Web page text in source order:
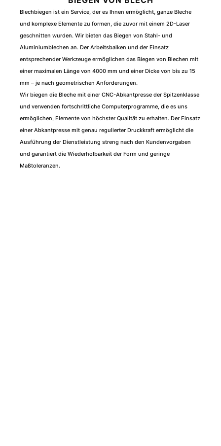
Blechbiegen ist ein Service, der es Ihnen ermöglicht, ganze Bleche
und komplexe Elemente zu formen, die zuvor mit einem 2D-Laser
geschnitten wurden. Wir bieten das Biegen von Stahl- und
Aluminiumblechen an. Der Arbeitsbalken und der Einsatz
entsprechender Werkzeuge ermöglichen das Biegen von Blechen mit
einer maximalen Länge von 4000 mm und einer Dicke von bis zu 15
mm – je nach geometrischen Anforderungen.
Wir biegen die Bleche mit einer CNC-Abkantpresse der Spitzenklasse
und verwenden fortschrittliche Computerprogramme, die es uns
ermöglichen, Elemente von höchster Qualität zu erhalten. Der Einsatz
einer Abkantpresse mit genau regulierter Druckkraft ermöglicht die
Ausführung der Dienstleistung streng nach den Kundenvorgaben
und garantiert die Wiederholbarkeit der Form und geringe
Maßtoleranzen.